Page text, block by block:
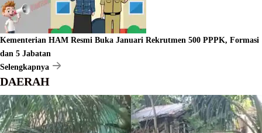
Kementerian HAM Resmi Buka Januari Rekrutmen 500 PPPK, Formasi
dan 5 Jabatan
Selengkapnya
DAERAH